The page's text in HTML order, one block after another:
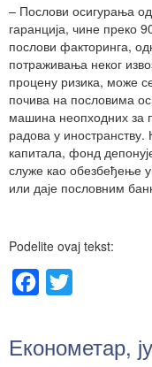
– Послови осигурања
гаранција, чине преко
послови факторинга,
потраживања неког
процену ризика, може
почива на пословима
машина неопходних за
радова у
капитала, фонд
служе као обезбеђење
или даје пословним
Podelite ovaj tekst:
Facebook
Економетар,